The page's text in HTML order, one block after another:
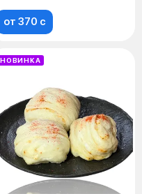
от 370 c
НОВИНКА